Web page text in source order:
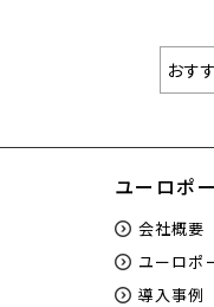
ユーロポ
会社概要
ユーロポ
導入事例